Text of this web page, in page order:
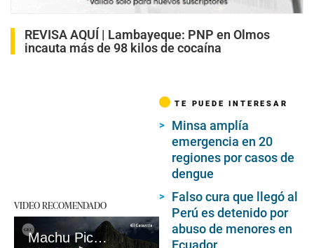
REVISA AQUÍ | Lambayeque: PNP en Olmos
incauta más de 98 kilos de cocaína
VIDEO RECOMENDADO
Machu Picchu y el Camino Inca son destinos ideales para visitar en mayo, según diario The Times
TE PUEDE INTERESAR
Minsa amplía
emergencia en 20
regiones por casos de
dengue
Falso cura que llegó al
Perú es detenido por
abuso de menores en
Ecuador